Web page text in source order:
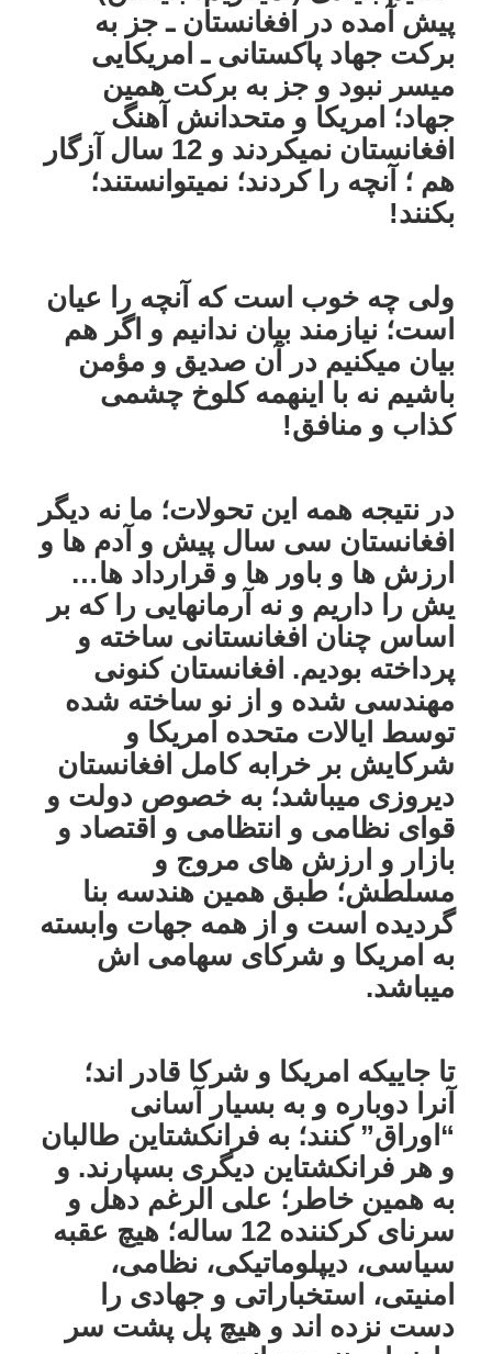
پیش آمده در افغانستان ـ جز به
برکت جهاد پاکستانی ـ امریکایی
میسر نبود و جز به برکت همین
جهاد؛ امریکا و متحدانش آهنگ
افغانستان نمیکردند و 12 سال آزگار
هم ؛ آنچه را کردند؛ نمیتوانستند؛
بکنند!
ولی چه خوب است که آنچه را عیان
است؛ نیازمند بیان ندانیم و اگر هم
بیان میکنیم در آن صدیق و مؤمن
باشیم نه با اینهمه کلوخ چشمی
کذاب و منافق!
در نتیجه همه این تحولات؛ ما نه دیگر
افغانستان سی سال پیش و آدم ها و
ارزش ها و باور ها و قرارداد ها…
یش را داریم و نه آرمانهایی را که بر
اساس چنان افغانستانی ساخته و
پرداخته بودیم. افغانستان کنونی
مهندسی شده و از نو ساخته شده
توسط ایالات متحده امریکا و
شرکایش بر خرابه کامل افغانستان
دیروزی میباشد؛ به خصوص دولت و
قوای نظامی و انتظامی و اقتصاد و
بازار و ارزش های مروج و
مسلطش؛ طبق همین هندسه بنا
گردیده است و از همه جهات وابسته
به امریکا و شرکای سهامی اش
میباشد.
تا جاییکه امریکا و شرکا قادر اند؛
آنرا دوباره و به بسیار آسانی
“اوراق” کنند؛ به فرانکشتاین طالبان
و هر فرانکشتاین دیگری بسپارند. و
به همین خاطر؛ علی الرغم دهل و
سرنای کرکننده 12 ساله؛ هیچ عقبه
سیاسی، دیپلوماتیکی، نظامی،
امنیتی، استخباراتی و جهادی را
دست نزده اند و هیچ پل پشت سر